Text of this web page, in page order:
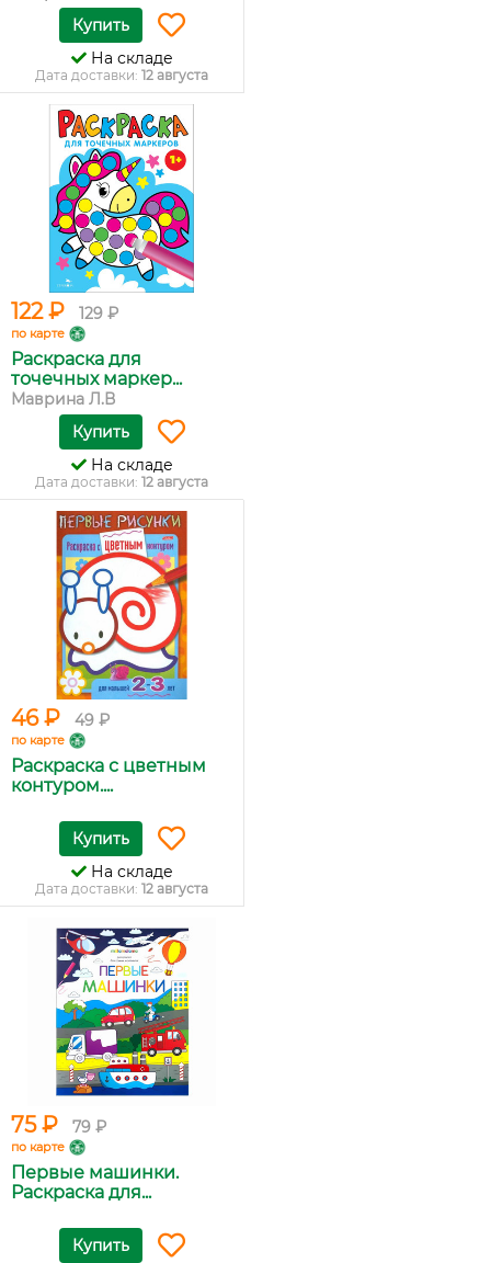
Купить
На складе
Дата доставки: 12 августа
122 ₽ 129 ₽
по карте
Раскраска для
точечных маркер...
Маврина Л.В
Купить
На складе
Дата доставки: 12 августа
46 ₽ 49 ₽
по карте
Раскраска с цветным
контуром....
Купить
На складе
Дата доставки: 12 августа
75 ₽ 79 ₽
по карте
Первые машинки.
Раскраска для...
Купить